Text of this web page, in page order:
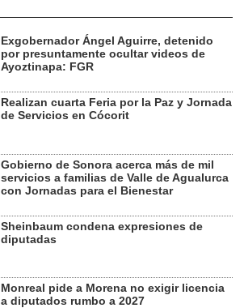
Exgobernador Ángel Aguirre, detenido
por presuntamente ocultar videos de
Ayoztinapa: FGR
Realizan cuarta Feria por la Paz y Jornada
de Servicios en Cócorit
Gobierno de Sonora acerca más de mil
servicios a familias de Valle de Agualurca
con Jornadas para el Bienestar
Sheinbaum condena expresiones de
diputadas
Monreal pide a Morena no exigir licencia
a diputados rumbo a 2027